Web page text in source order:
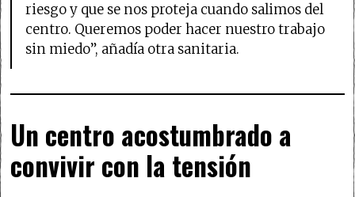
riesgo y que se nos proteja cuando salimos del
centro. Queremos poder hacer nuestro trabajo
sin miedo”, añadía otra sanitaria.
Un centro acostumbrado a
convivir con la tensión